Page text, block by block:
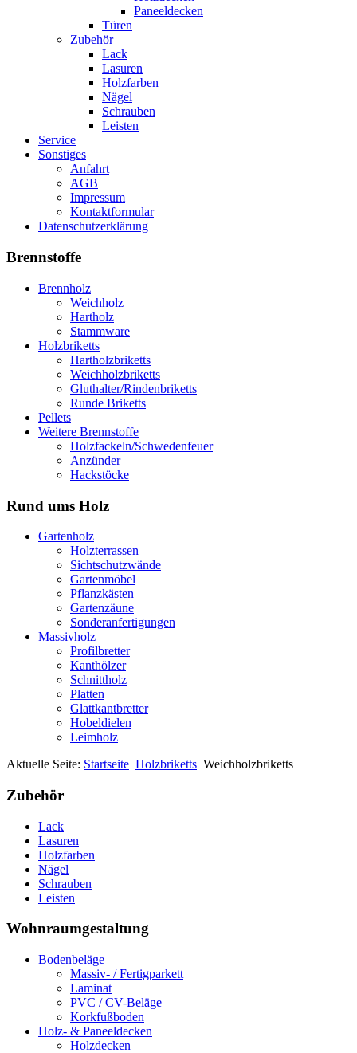
Paneeldecken
Türen
Zubehör
Lack
Lasuren
Holzfarben
Nägel
Schrauben
Leisten
Service
Sonstiges
Anfahrt
AGB
Impressum
Kontaktformular
Datenschutzerklärung
Brennstoffe
Brennholz
Weichholz
Hartholz
Stammware
Holzbriketts
Hartholzbriketts
Weichholzbriketts
Gluthalter/Rindenbriketts
Runde Briketts
Pellets
Weitere Brennstoffe
Holzfackeln/Schwedenfeuer
Anzünder
Hackstöcke
Rund ums Holz
Gartenholz
Holzterrassen
Sichtschutzwände
Gartenmöbel
Pflanzkästen
Gartenzäune
Sonderanfertigungen
Massivholz
Profilbretter
Kanthölzer
Schnittholz
Platten
Glattkantbretter
Hobeldielen
Leimholz
Aktuelle Seite: Startseite Holzbriketts Weichholzbriketts
Zubehör
Lack
Lasuren
Holzfarben
Nägel
Schrauben
Leisten
Wohnraumgestaltung
Bodenbeläge
Massiv- / Fertigparkett
Laminat
PVC / CV-Beläge
Korkfußboden
Holz- & Paneeldecken
Holzdecken